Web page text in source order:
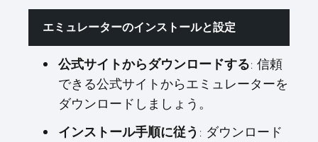
エミュレーターのインストールと設定
公式サイトからダウンロードする: 信頼
できる公式サイトからエミュレーターを
ダウンロードしましょう。
インストール手順に従う : ダウンロード